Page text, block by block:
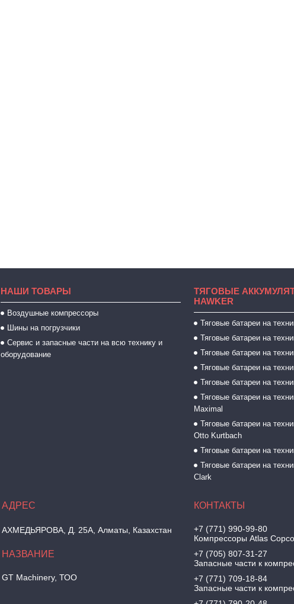
НАШИ ТОВАРЫ
Воздушные компрессоры
Шины на погрузчики
Сервис и запасные части на всю технику и
оборудование
ТЯГОВЫЕ
HAWKER
Тяговые батареи на
Тяговые батареи на
Тяговые батареи на
Тяговые батареи на
Тяговые батареи на
Тяговые батареи на
Maximal
Тяговые батареи на
Otto Kurtbach
Тяговые батареи на
Тяговые батареи на
Clark
АХМЕДЬЯРОВА, Д. 25А, Алматы, Казахстан
GT Machinery, ТОО
+7 (771) 990-99-80
Компрессоры Atlas Copco
+7 (705) 807-31-27
Запасные части к
+7 (771) 709-18-84
Запасные части к